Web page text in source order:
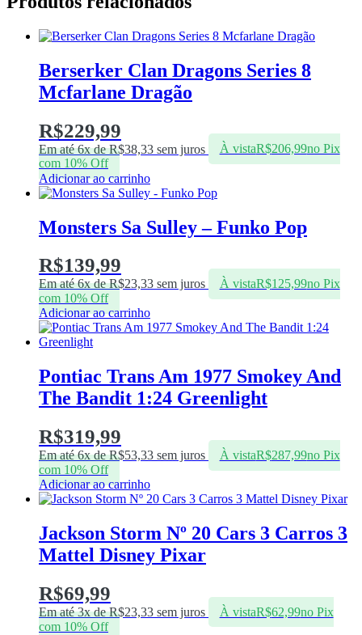
Berserker Clan Dragons Series 8
Mcfarlane Dragão
R$229,99
Em até 6x deR$38,33 sem juros À vistaR$206,99no Pix
com 10% Off
Adicionar ao carrinho
Monsters Sa Sulley – Funko Pop
R$139,99
Em até 6x deR$23,33 sem juros À vistaR$125,99no Pix
com 10% Off
Adicionar ao carrinho
Pontiac Trans Am 1977 Smokey And
The Bandit 1:24 Greenlight
R$319,99
Em até 6x deR$53,33 sem juros À vistaR$287,99no Pix
com 10% Off
Adicionar ao carrinho
Jackson Storm Nº 20 Cars 3 Carros 3
Mattel Disney Pixar
R$69,99
Em até 3x deR$23,33 sem juros À vistaR$62,99no Pix
com 10% Off